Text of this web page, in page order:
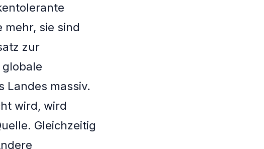
mehr, sie sind
zur
Landes massiv.
wird, wird
Gleichzeitig